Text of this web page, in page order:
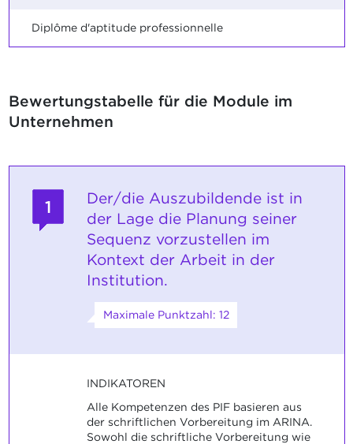
Diplôme d'aptitude professionnelle
Bewertungstabelle für die Module im
Unternehmen
1
Der/die Auszubildende ist in
der Lage die Planung seiner
Sequenz vorzustellen im
Kontext der Arbeit in der
Institution.
Maximale Punktzahl: 12
INDIKATOREN
Alle Kompetenzen des PIF basieren aus
der schriftlichen Vorbereitung im ARINA.
Sowohl die schriftliche Vorbereitung wie